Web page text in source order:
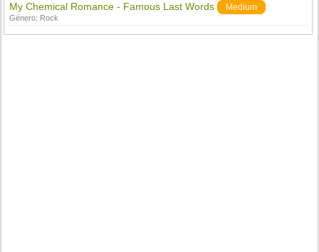
My Chemical Romance - Famous Last Words Medium
Género: Rock